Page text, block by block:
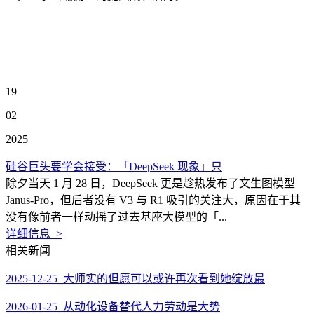
19
02
2025
硅谷巨头要学会接受：「DeepSeek 现象」只
除夕当天 1 月 28 日，DeepSeek 更是趁热发布了文生图模型
Janus-Pro，但后者没有 V3 与 R1 吸引的关注大，原因在于其
没有像前者一样动摇了过去基座大模型的「...
详细信息 >
相关新闻
2025-12-25 大师实的但愿可以或许再次看到她绽放最
2026-01-25 从动化设备替代人力劳动是大势